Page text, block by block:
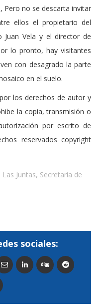
Pero no se descarta invitar
ellos el propietario del
Juan Vela y el director de
lo pronto, hay visitantes
con desagrado la parte
en el suelo.
los derechos de autor y
la copia, transmisión o
por escrito de
reservados copyright
Las Juntas, Secretaria de
sociales: